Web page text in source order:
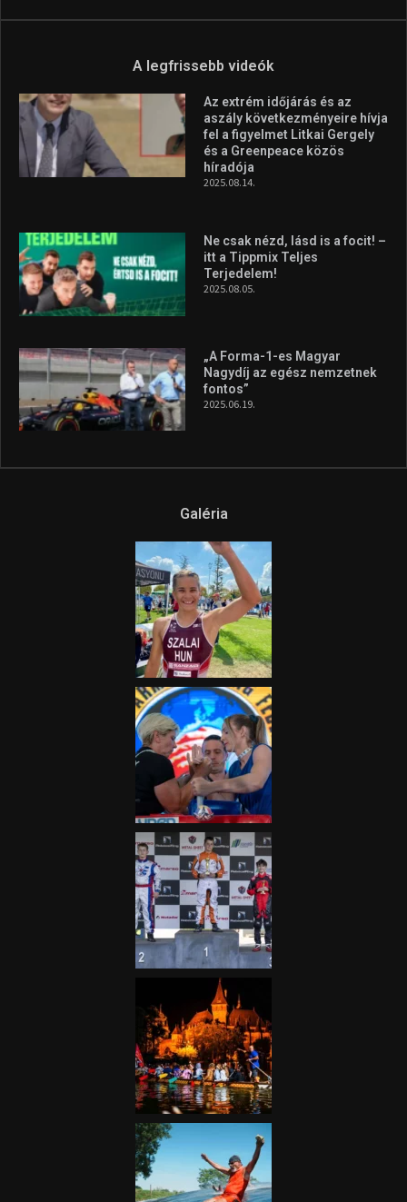
A legfrissebb videók
Az extrém időjárás és az
aszály következményeire hívja
fel a figyelmet Litkai Gergely
és a Greenpeace közös
híradója
2025.08.14.
Ne csak nézd, lásd is a focit! –
itt a Tippmix Teljes
Terjedelem!
2025.08.05.
„A Forma-1-es Magyar
Nagydíj az egész nemzetnek
fontos”
2025.06.19.
Galéria